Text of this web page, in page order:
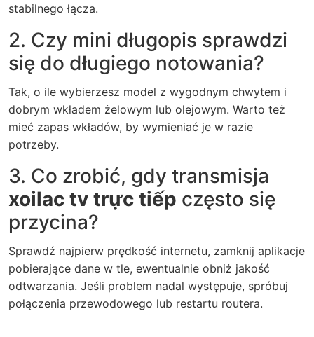
stabilnego łącza.
2. Czy mini długopis sprawdzi
się do długiego notowania?
Tak, o ile wybierzesz model z wygodnym chwytem i
dobrym wkładem żelowym lub olejowym. Warto też
mieć zapas wkładów, by wymieniać je w razie
potrzeby.
3. Co zrobić, gdy transmisja
xoilac tv trực tiếp często się
przycina?
Sprawdź najpierw prędkość internetu, zamknij aplikacje
pobierające dane w tle, ewentualnie obniż jakość
odtwarzania. Jeśli problem nadal występuje, spróbuj
połączenia przewodowego lub restartu routera.